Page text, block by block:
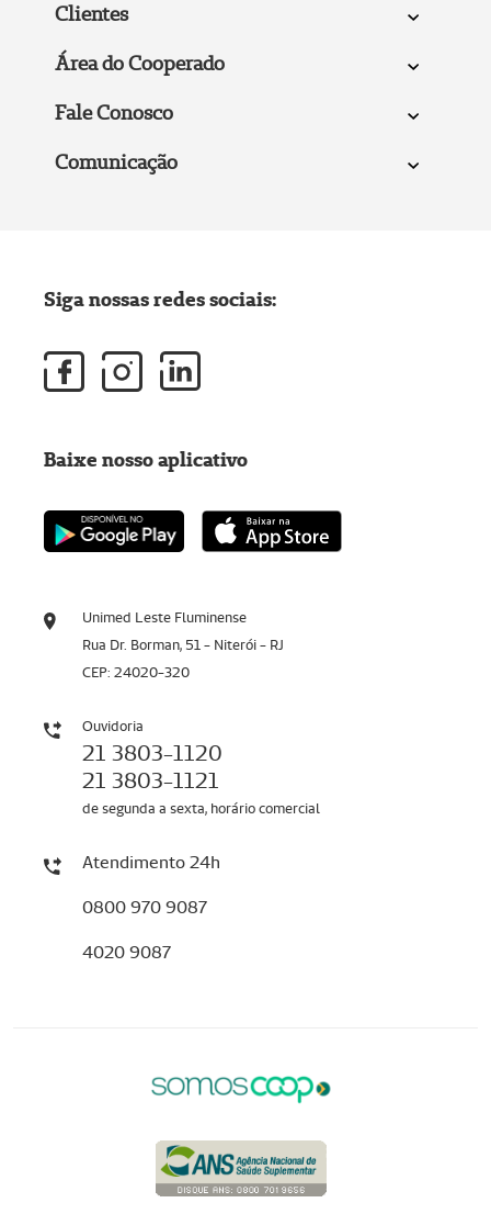
Clientes
Área do Cooperado
Fale Conosco
Comunicação
Unimed Leste Fluminense
Rua Dr. Borman, 51 - Niterói - RJ
CEP: 24020-320
Ouvidoria
21 3803-1120
21 3803-1121
de segunda a sexta, horário comercial
Atendimento 24h
0800 970 9087
4020 9087
Siga nossas redes sociais:
Baixe nosso aplicativo